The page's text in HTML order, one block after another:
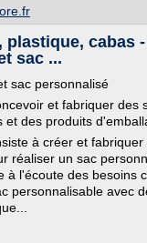
plastique, cabas
sac ...
sac personnalisé
et fabriquer des
et des produits
à créer et fabriquer
réaliser un sac
à l'écoute des besoins
personnalisable avec